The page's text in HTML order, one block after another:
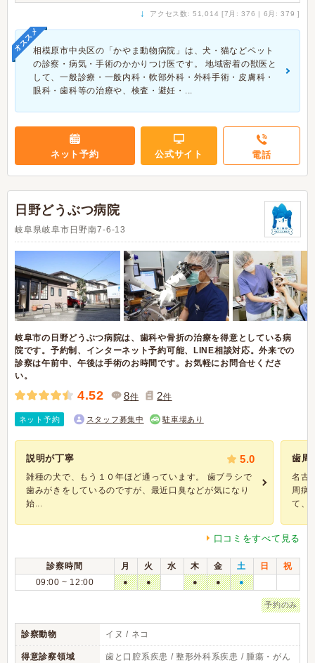
↓ アクセス数: 51,014 [7月: 376 | 6月: 379 ]
オススメ相模原市中央区の「かやま動物病院」は、犬・猫などペット
の診察・病気・手術のかかりつけ医です。 地域密着の獣医と
して、一般診療・一般内科・軟部外科・外科手術・皮膚科・
眼科・歯科等の治療や、検査・避妊・...
ネット予約 公式サイト 電話
日野どうぶつ病院
岐阜県岐阜市日野南7-6-13
岐阜市の日野どうぶつ病院は、歯科や骨折の治療を得意としている病
院です。予約制、インターネット予約可能、LINE相談対応。外来での
診察は午前中、午後は手術のお時間です。お気軽にお問合せくださ
い。
4.52 8件 2件
ネット予約 スタッフ募集中 駐車場あり
説明が丁寧 5.0
雑種の犬で、もう１０年ほど通っています。 歯ブラシで
歯みがきをしているのですが、最近口臭などが気になり
始...
歯周
名古
周病
て、
口コミをすべて見る
診察時間 月 火 水 木 金 土 日
祝
09:00 ~ 12:00
● ● ● ● ●
予約のみ
診察動物 イヌ / ネコ
得意診察領域 歯と口腔系疾患 / 整形外科系疾患 / 腫瘍・がん